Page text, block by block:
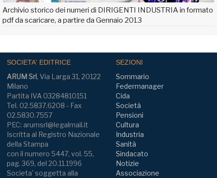
Archivio storico dei numeri di DIRIGENTI INDUSTRIA in formato
pdf da scaricare, a partire da Gennaio 2013
SOCIETA' EDITRICE
ARUM Srl, Via Larga 31, 20122
Milano
Partita IVA 03284810151
Tel. 02.5837.6208 - Fax
02.5830.7557
PEC: arumsrl@legalmail.it
Iscritta al Registro Nazionale
della Stampa
con il numero 5447, vol. 55,
pag. 369, del 20.11.1996
Societa' soggetta alla
SEZIONI
Sommario
Federmanager
Cida
Società
Pensioni
Cultura
Industria
Sanità
Sindacato
Notizie
Associazione